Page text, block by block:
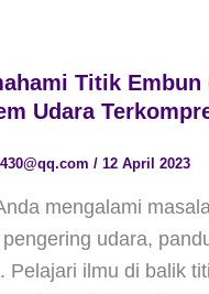
Titik Embun
Udara
/ 12 April 2023
mengalami
udara,
Pelajari ilmu di balik